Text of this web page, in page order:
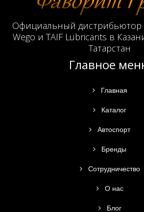
Официальный дистрибьютор
Wego и TAIF Lubricants в
Татарстан
Главное
Главная
Каталог
Автоспорт
Бренды
Сотрудничество
О нас
Блог